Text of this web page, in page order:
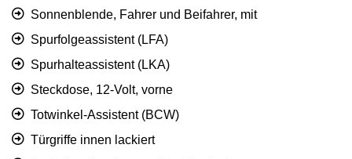
Sonnenblende, Fahrer und Beifahrer, mit
Spurfolgeassistent (LFA)
Spurhalteassistent (LKA)
Steckdose, 12-Volt, vorne
Totwinkel-Assistent (BCW)
Türgriffe innen lackiert